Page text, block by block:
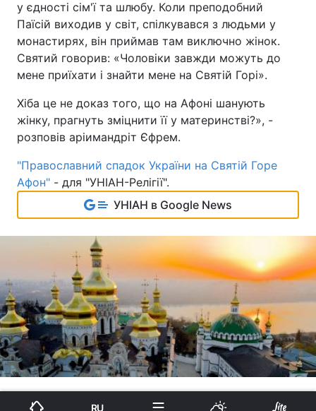
у єдності сім'ї та шлюбу. Коли преподобний
Паїсій виходив у світ, спілкувався з людьми у
монастирях, він приймав там виключно жінок.
Святий говорив: «Чоловіки завжди можуть до
мене приїхати і знайти мене на Святій Горі».
Хіба це не доказ того, що на Афоні шанують
жінку, прагнуть зміцнити її у материнстві?», -
розповів аріимандріт Єфрем.
"Православний спадок України на Святій Горе
Афон" - для "УНІАН-Релігії".
УНІАН в Google News
RU